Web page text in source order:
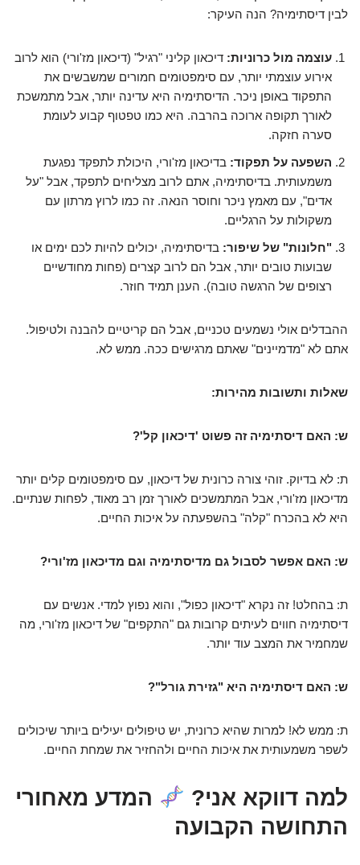
לבין דיסתימיה? הנה העיקר:
עוצמה מול כרוניות: דיכאון קליני "רגיל" (דיכאון מז'ורי) הוא לרוב
אירוע עוצמתי יותר, עם סימפטומים חמורים שמשבשים את
התפקוד באופן ניכר. הדיסתימיה היא עדינה יותר, אבל מתמשכת
לאורך תקופה ארוכה בהרבה. היא כמו טפטוף קבוע לעומת
סערה חזקה.
השפעה על תפקוד: בדיכאון מז'ורי, היכולת לתפקד נפגעת
משמעותית. בדיסתימיה, אתם לרוב מצליחים לתפקד, אבל "על
אדים", עם מאמץ ניכר וחוסר הנאה. זה כמו לרוץ מרתון עם
משקולות על הרגליים.
"חלונות" של שיפור: בדיסתימיה, יכולים להיות לכם ימים או
שבועות טובים יותר, אבל הם לרוב קצרים (פחות מחודשיים
רצופים של הרגשה טובה). הענן תמיד חוזר.
ההבדלים אולי נשמעים טכניים, אבל הם קריטיים להבנה ולטיפול.
אתם לא "מדמיינים" שאתם מרגישים ככה. ממש לא.
שאלות ותשובות מהירות:
ש: האם דיסתימיה זה פשוט 'דיכאון קל'?
ת: לא בדיוק. זוהי צורה כרונית של דיכאון, עם סימפטומים קלים יותר
מדיכאון מז'ורי, אבל המתמשכים לאורך זמן רב מאוד, לפחות שנתיים.
היא לא בהכרח "קלה" בהשפעתה על איכות החיים.
ש: האם אפשר לסבול גם מדיסתימיה וגם מדיכאון מז'ורי?
ת: בהחלט! זה נקרא "דיכאון כפול", והוא נפוץ למדי. אנשים עם
דיסתימיה חווים לעיתים קרובות גם "התקפים" של דיכאון מז'ורי, מה
שמחמיר את המצב עוד יותר.
ש: האם דיסתימיה היא "גזירת גורל"?
ת: ממש לא! למרות שהיא כרונית, יש טיפולים יעילים ביותר שיכולים
לשפר משמעותית את איכות החיים ולהחזיר את שמחת החיים.
למה דווקא אני?
המדע מאחורי
התחושה הקבועה